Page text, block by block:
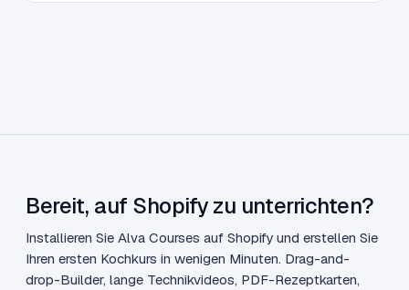
Bereit, auf Shopify zu unterrichten?
Installieren Sie Alva Courses auf Shopify und erstellen Sie
Ihren ersten Kochkurs in wenigen Minuten. Drag-and-
drop-Builder, lange Technikvideos, PDF-Rezeptkarten,